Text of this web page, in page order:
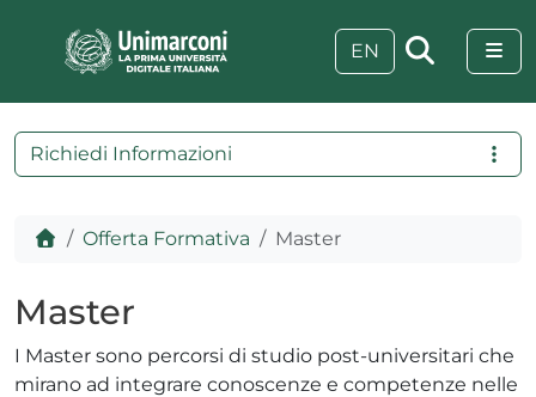
EN
Home
Offerta Formativa Master
Master
I Master sono percorsi di studio post-universitari che
mirano ad integrare conoscenze e competenze nelle
Richiedi Informazioni